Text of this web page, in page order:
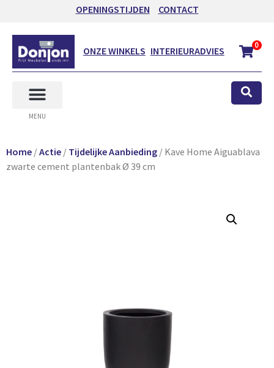
OPENINGSTIJDEN CONTACT
ONZE WINKELS INTERIEURADVIES 0
MENU
Home /Actie / Tijdelijke Aanbieding / Kave Home Aiguablava
zwarte cement plantenbak Ø 39 cm